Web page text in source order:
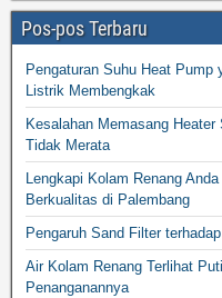
Pos-pos Terbaru
Pengaturan Suhu Heat Pump
Listrik Membengkak
Kesalahan Memasang
Tidak Merata
Lengkapi Kolam Renang
Berkualitas di Palembang
Pengaruh Sand Filter
Air Kolam Renang Terlihat
Penanganannya